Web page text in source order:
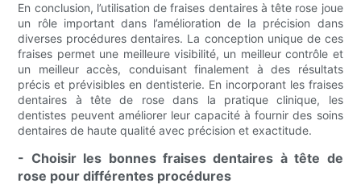
En conclusion, l’utilisation de fraises dentaires à tête rose joue
un rôle important dans l’amélioration de la précision dans
diverses procédures dentaires. La conception unique de ces
fraises permet une meilleure visibilité, un meilleur contrôle et
un meilleur accès, conduisant finalement à des résultats
précis et prévisibles en dentisterie. En incorporant les fraises
dentaires à tête de rose dans la pratique clinique, les
dentistes peuvent améliorer leur capacité à fournir des soins
dentaires de haute qualité avec précision et exactitude.
- Choisir les bonnes fraises dentaires à tête de
rose pour différentes procédures